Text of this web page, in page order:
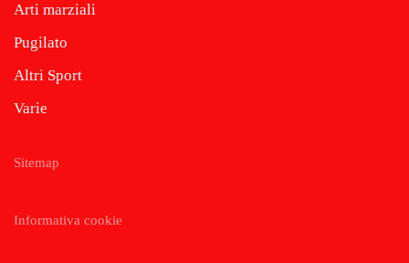
Arti marziali
Pugilato
Altri Sport
Varie
Sitemap
Informativa cookie